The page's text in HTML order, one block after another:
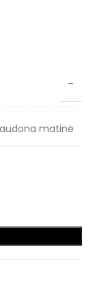
–
matinė